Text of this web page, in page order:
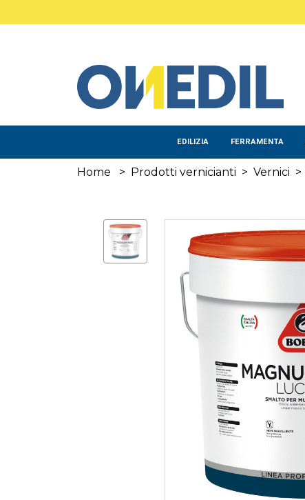
EDILIZIA FERRAMENTA
Home > Prodotti vernicianti > Vernici >